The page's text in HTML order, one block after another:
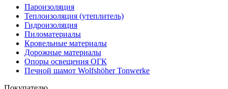
Пароизоляция
Теплоизоляция (утеплитель)
Гидроизоляция
Пиломатериалы
Кровельные материалы
Дорожные материалы
Опоры освещения ОГК
Печной шамот Wolfshöher Tonwerke